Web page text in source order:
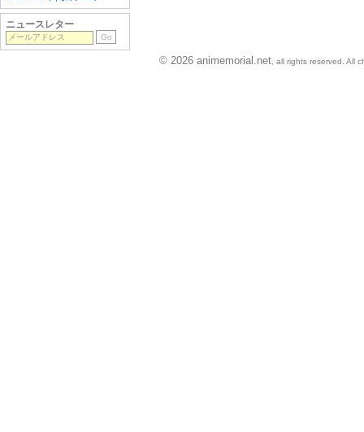
ニュースレター
© 2026 animemorial.net , all rights reserved. All